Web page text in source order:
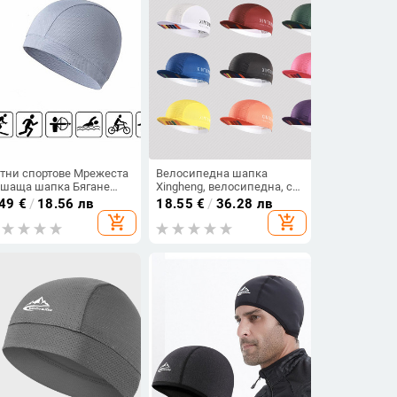
спортове Мрежеста
шапка Бягане
Бейзболна шапка
Туризъм
Шапки
€ / 18.56 лв
add_shopping_cart
Велосипедна шапка
Xingheng, велосипедна, с
подплата за мотоциклет,
абсорбираща потта,
дишаща, бързосъхнеща,
велосипедна шапка за
18.55 € / 36.28 лв
add_shopping_cart